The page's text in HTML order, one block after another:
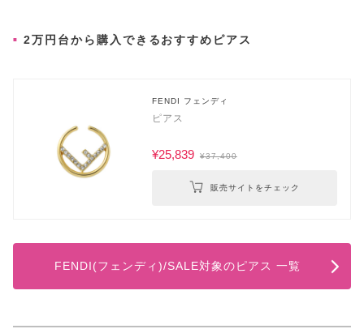
2万円台から購入できるおすすめピアス
FENDI フェンディ
ピアス
¥25,839 ¥37,400
販売サイトをチェック
FENDI(フェンディ)/SALE対象のピアス 一覧